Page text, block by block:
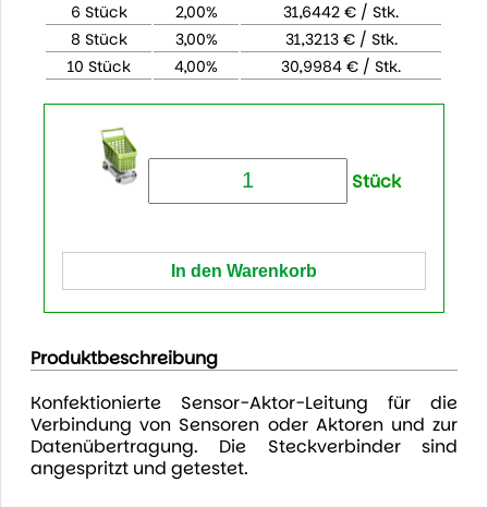
6 Stück
2,00%
31,6442 € / Stk.
8 Stück
3,00%
31,3213 € / Stk.
10 Stück
4,00% 30,9984 € / Stk.
Stück
Produktbeschreibung
Konfektionierte Sensor-Aktor-Leitung für die
Verbindung von Sensoren oder Aktoren und zur
Datenübertragung. Die Steckverbinder sind
angespritzt und getestet.